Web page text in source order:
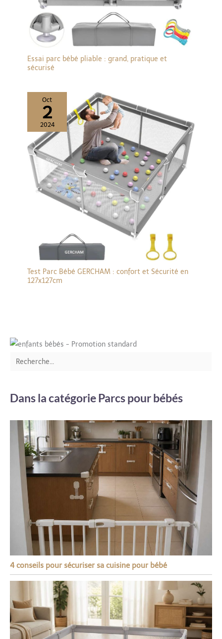
Essai parc bébé pliable : grand, pratique et
sécurisé
Oct
2
2024
Test Parc Bébé GERCHAM : confort et Sécurité en
127x127cm
Dans la catégorie Parcs pour bébés
4 conseils pour sécuriser sa cuisine pour bébé